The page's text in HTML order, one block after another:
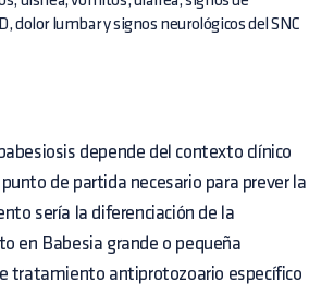
dolor lumbar y signos neurológicos del SNC
depende del contexto clínico
de partida necesario para prever la
sería la diferenciación de la
en Babesia grande o pequeña
tratamiento antiprotozoario específico